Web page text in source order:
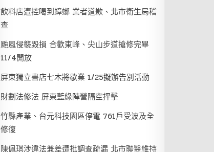
飲料店遭控喝到蟑螂 業者道歉、北市衛生局稽
查
颱風侵襲毀損 合歡東峰、尖山步道搶修完畢
11/4開放
屏東獨立書店七木將歇業 1/25擬辦告別活動
財劃法修法 屏東藍綠陣營隔空抨擊
竹縣產業、台元科技園區停電 761戶受波及全
修復
陳佩琪涉違法兼差遭批調查疏漏 北市聯醫維持